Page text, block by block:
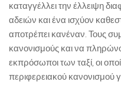
καταγγέλλει την έλλειψη
αδειών και ένα ισχύον
αποτρέπει κανέναν. Τους
κανονισμούς και να
εκπρόσωποι των ταξί, οι
περιφερειακού κανονισμού